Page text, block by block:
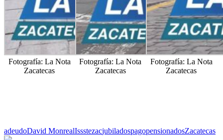
Fotografía: La Nota
Zacatecas
Fotografía: La Nota
Zacatecas
Fotografía: La Nota
Zacatecas
adeudoDavid MonrealIssstezacjubiladospagopensionadosZacatecas